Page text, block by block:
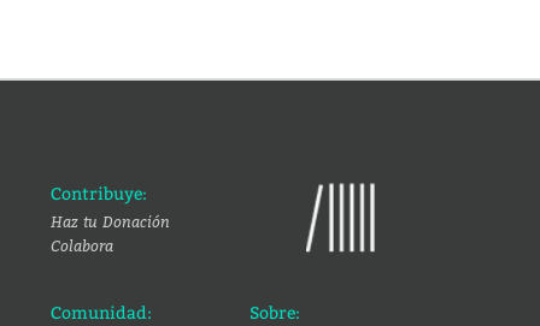
Contribuye:
Haz tu Donación
Colabora
Comunidad: Sobre: